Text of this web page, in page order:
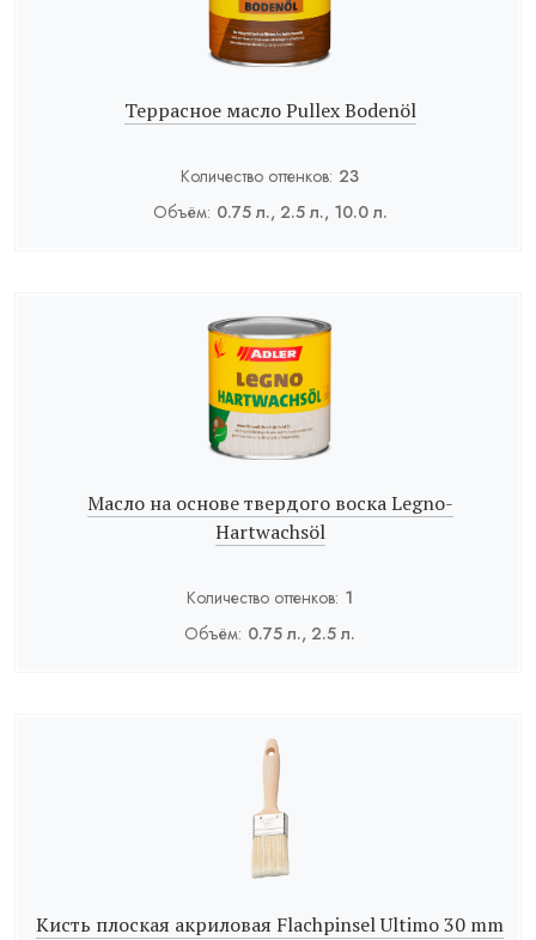
Террасное масло Pullex Bodenöl
Количество оттенков: 23
Объём: 0.75 л., 2.5 л., 10.0 л.
Масло на основе твердого воска Legno-
Hartwachsöl
Количество оттенков: 1
Объём: 0.75 л., 2.5 л.
Кисть плоская акриловая Flachpinsel Ultimo 30 mm